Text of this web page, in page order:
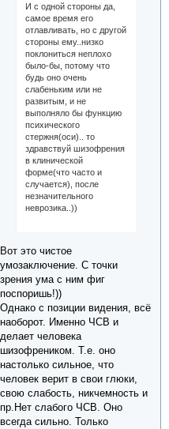
И с одной стороны да,
самое время его
отлавливать, но с другой
стороны ему..низко
поклониться неплохо
было-бы, потому что
будь оно очень
слабеньким или не
развитым, и не
выполняло бы функцию
психического
стержня(оси).. то
здравствуй шизофрения
в клинической
форме(что часто и
случается), после
незначительного
неврозика..))
Вот это чистое
умозаключение. С точки
зрения ума с ним фиг
поспоришь!))
Однако с позиции видения, всё
наоборот. Именно ЧСВ и
делает человека
шизофреником. Т.е. оно
настолько сильное, что
человек верит в свои глюки,
свою слабость, никчемность и
пр.Нет слабого ЧСВ. Оно
всегда сильно. Только